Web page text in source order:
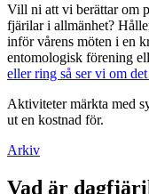
Vill ni att vi berättar om
fjärilar i allmänhet?
inför vårens möten i en
entomologisk förening
eller ring så ser vi om
Aktiviteter märkta med
ut en kostnad för.
Arkiv
Vad är